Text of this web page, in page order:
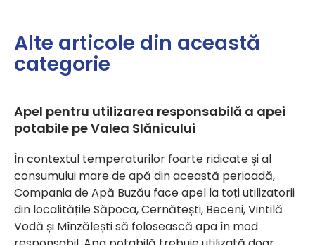
Alte articole din această
categorie
Apel pentru utilizarea responsabilă a apei
potabile pe Valea Slănicului
În contextul temperaturilor foarte ridicate și al
consumului mare de apă din această perioadă,
Compania de Apă Buzău face apel la toți utilizatorii
din localitățile Săpoca, Cernătești, Beceni, Vintilă
Vodă și Mînzălești să folosească apa în mod